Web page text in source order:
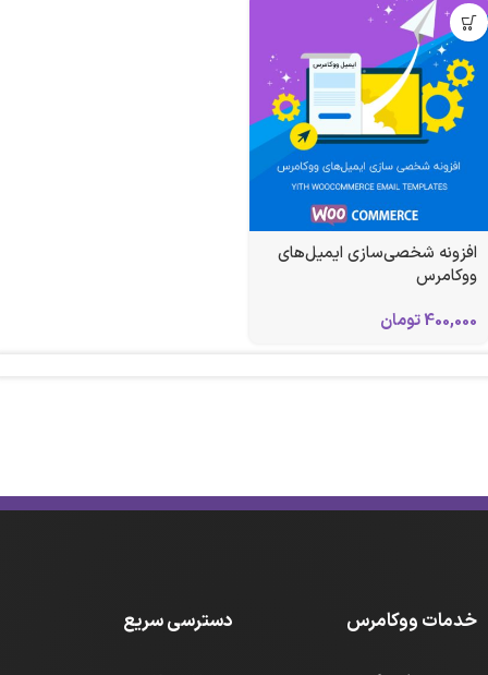
افزونه شخصی‌سازی ایمیل‌های
ووکامرس
400,000تومان
خدمات ووکامرس دسترسی سریع